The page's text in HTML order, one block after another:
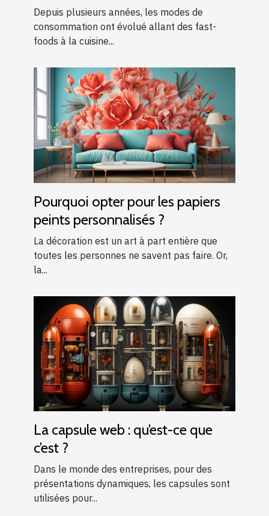
Depuis plusieurs années, les modes de
consommation ont évolué allant des fast-
foods à la cuisine...
Pourquoi opter pour les papiers
peints personnalisés ?
La décoration est un art à part entière que
toutes les personnes ne savent pas faire. Or,
la...
La capsule web : qu’est-ce que
c’est ?
Dans le monde des entreprises, pour des
présentations dynamiques, les capsules sont
utilisées pour...